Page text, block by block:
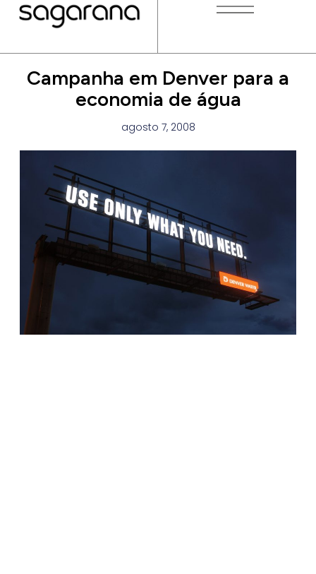
Campanha em Denver para a
economia de água
agosto 7, 2008